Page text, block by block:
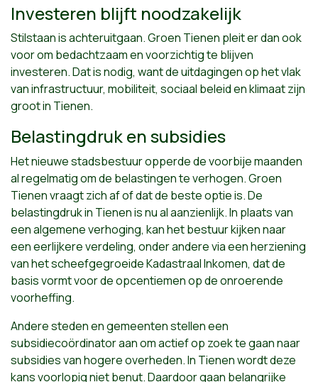
Investeren blijft noodzakelijk
Stilstaan is achteruitgaan. Groen Tienen pleit er dan ook
voor om bedachtzaam en voorzichtig te blijven
investeren. Dat is nodig, want de uitdagingen op het vlak
van infrastructuur, mobiliteit, sociaal beleid en klimaat zijn
groot in Tienen.
Belastingdruk en subsidies
Het nieuwe stadsbestuur opperde de voorbije maanden
al regelmatig om de belastingen te verhogen. Groen
Tienen vraagt zich af of dat de beste optie is. De
belastingdruk in Tienen is nu al aanzienlijk. In plaats van
een algemene verhoging, kan het bestuur kijken naar
een eerlijkere verdeling, onder andere via een herziening
van het scheefgegroeide Kadastraal Inkomen, dat de
basis vormt voor de opcentiemen op de onroerende
voorheffing.
Andere steden en gemeenten stellen een
subsidiecoördinator aan om actief op zoek te gaan naar
subsidies van hogere overheden. In Tienen wordt deze
kans voorlopig niet benut. Daardoor gaan belangrijke